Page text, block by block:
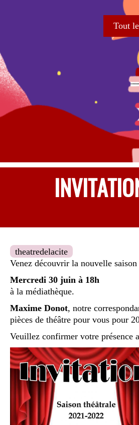
Tout
theatredelacite
Venez découvrir la nouvelle
Mercredi 30 juin à 18h
à la médiathèque.
Maxime Donot, notre
pièces de théâtre pour vous pour
Veuillez confirmer votre présence